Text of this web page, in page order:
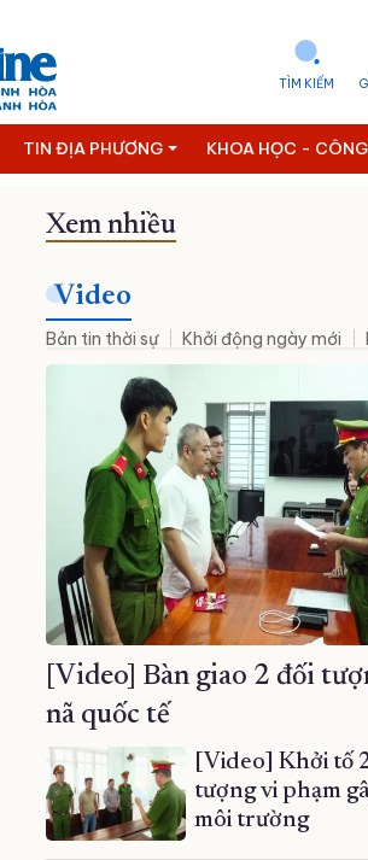
TÌM KIẾM
TIN ĐỊA PHƯƠNG KHOA HỌC -
tế hai con số Thông tin doanh nghiệp
Xem nhiều
Video
Bản tin thời sự Khởi động ngày mới
[Video] Bàn giao 2 đối
nã quốc tế
[Video] Khởi tố
tượng vi phạm
môi trường